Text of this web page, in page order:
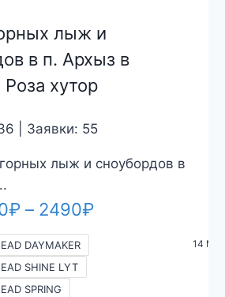
лыж и
в п. Архыз в
хутор
| Заявки: 55
лыж и сноубордов в
₽ – 2490₽Диапазон
DAYMAKER
SHINE LYT
SPRING
14 More